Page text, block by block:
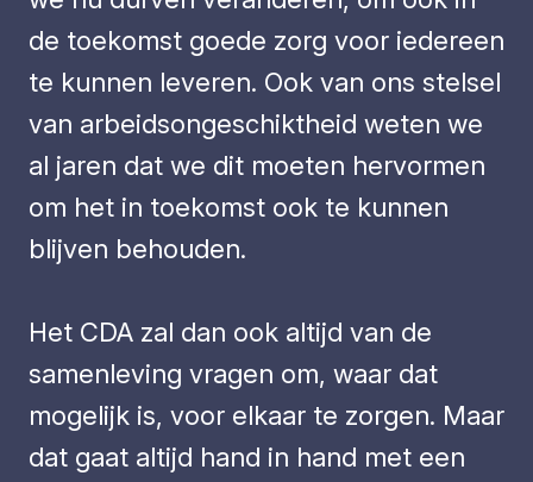
de toekomst goede zorg voor iedereen
te kunnen leveren. Ook van ons stelsel
van arbeidsongeschiktheid weten we
al jaren dat we dit moeten hervormen
om het in toekomst ook te kunnen
blijven behouden.
Het CDA zal dan ook altijd van de
samenleving vragen om, waar dat
mogelijk is, voor elkaar te zorgen. Maar
dat gaat altijd hand in hand met een